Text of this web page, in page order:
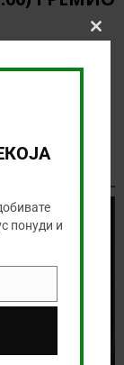
ние ќе го
понуди и